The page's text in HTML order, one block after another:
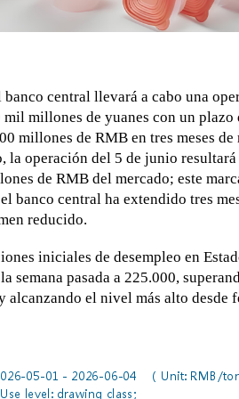
central llevará a cabo una
millones de yuanes con un plazo
millones de RMB en tres meses
la operación del 5 de junio
de RMB del mercado; este
banco central ha extendido tres
reducido.
iniciales de desempleo en
semana pasada a 225.000,
alcanzando el nivel más alto desde